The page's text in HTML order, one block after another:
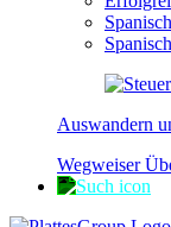
Auswandern
Wegweiser